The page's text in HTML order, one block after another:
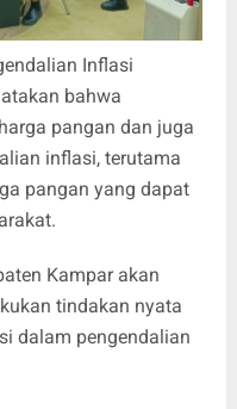
Inflasi
bahwa
pangan dan juga
inflasi, terutama
pangan yang dapat
Kampar akan
tindakan nyata
dalam pengendalian